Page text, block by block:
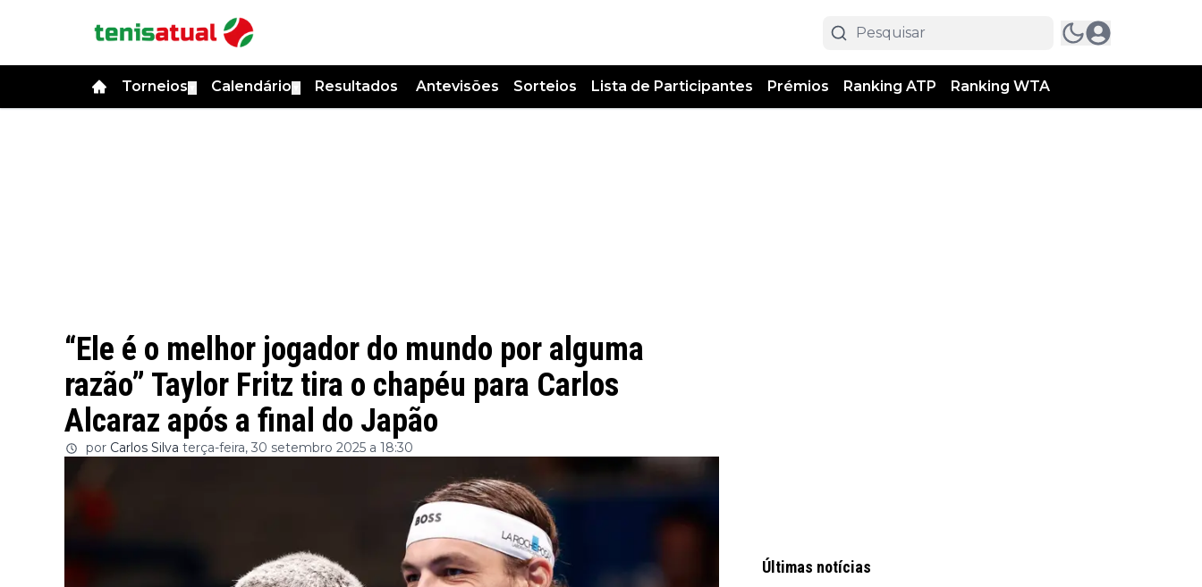
Torneios Calendário Resultados Antevisões Sorteios Lista de Participantes Prémios Ranking ATP Ranking WTA
“Ele é o melhor jogador do mundo por alguma
razão” Taylor Fritz tira o chapéu para Carlos
Alcaraz após a final do Japão
por Carlos Silva terça-feira, 30 setembro 2025 a 18:30
Últimas notícias